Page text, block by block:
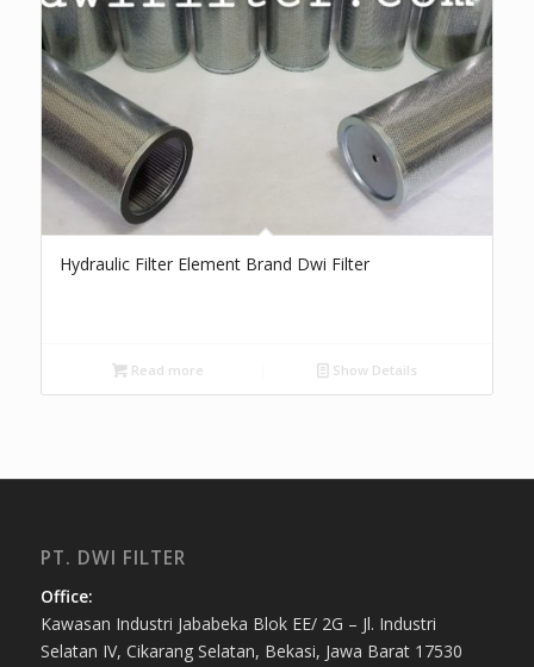
Hydraulic Filter Element Brand Dwi Filter
Read more Show Details
PT. DWI FILTER
Office:
Kawasan Industri Jababeka Blok EE/ 2G – Jl. Industri
Selatan IV, Cikarang Selatan, Bekasi, Jawa Barat 17530